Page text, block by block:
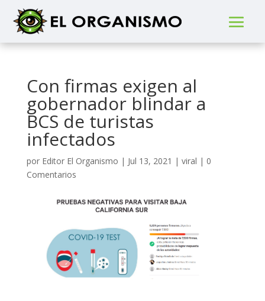
Con firmas exigen al
gobernador blindar a
BCS de turistas
infectados
por Editor El Organismo | Jul 13, 2021 | viral | 0
Comentarios